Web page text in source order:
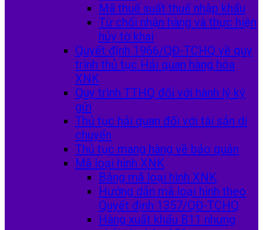
Mã thuế suất thuế nhập khẩu
Từ chối nhận hàng và thực hiện
hủy tờ khai
Quyết định 1966/QĐ-TCHQ về quy
trình thủ tục Hải quan hàng hóa
XNK
Quy trình TTHQ đối với hành lý ký
gửi
Thủ tục hải quan đối với tài sản di
chuyển
Thủ tục mang hàng về bảo quản
Mã loại hình XNK
Bảng mã loại hình XNK
Hướng dẫn mã loại hình theo
Quyết định 1357/QĐ-TCHQ
Hàng xuất khẩu B11 nhưng